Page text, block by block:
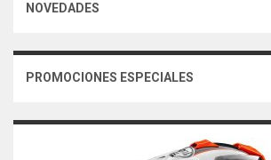
NOVEDADES
PROMOCIONES ESPECIALES